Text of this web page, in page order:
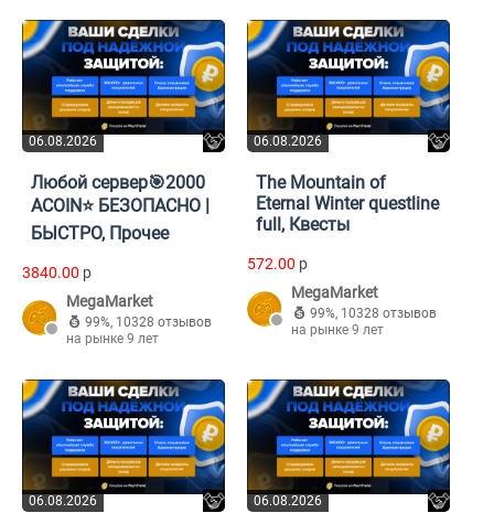
06.08.2026
Любой сервер🎯2000
ACOIN⭐ БЕЗОПАСНО |
БЫСТРО, Прочее
3840.00 p
MegaMarket
99%, 10328 отзывов
на рынке 9 лет
06.08.2026
The Mountain of
Eternal Winter questline
full, Квесты
572.00 p
MegaMarket
99%, 10328 отзывов
на рынке 9 лет
06.08.2026 06.08.2026